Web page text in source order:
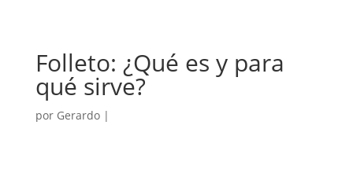
Folleto: ¿Qué es y para
qué sirve?
por Gerardo|